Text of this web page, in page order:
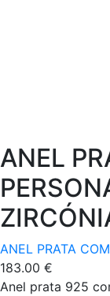
ANEL
ANEL PRATA
183.00 €
Anel prata 925